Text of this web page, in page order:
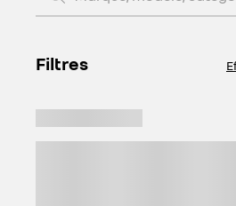
Filtres